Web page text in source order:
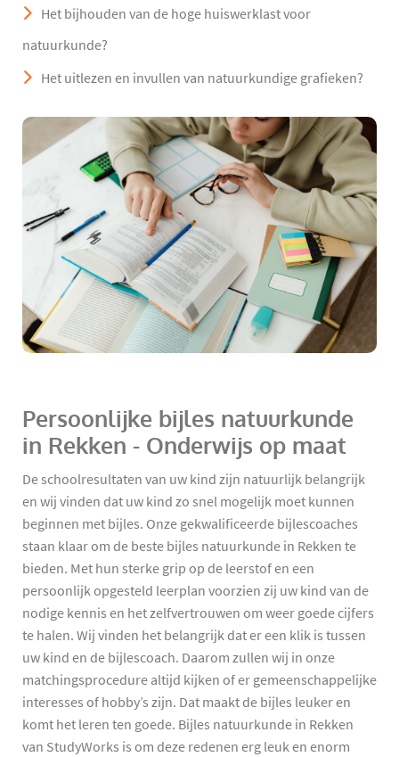
Het bijhouden van de hoge huiswerklast voor
natuurkunde?
Het uitlezen en invullen van natuurkundige grafieken?
Persoonlijke bijles natuurkunde
in Rekken - Onderwijs op maat
De schoolresultaten van uw kind zijn natuurlijk belangrijk
en wij vinden dat uw kind zo snel mogelijk moet kunnen
beginnen met bijles. Onze gekwalificeerde bijlescoaches
staan klaar om de beste bijles natuurkunde in Rekken te
bieden. Met hun sterke grip op de leerstof en een
persoonlijk opgesteld leerplan voorzien zij uw kind van de
nodige kennis en het zelfvertrouwen om weer goede cijfers
te halen. Wij vinden het belangrijk dat er een klik is tussen
uw kind en de bijlescoach. Daarom zullen wij in onze
matchingsprocedure altijd kijken of er gemeenschappelijke
interesses of hobby’s zijn. Dat maakt de bijles leuker en
komt het leren ten goede. Bijles natuurkunde in Rekken
van StudyWorks is om deze redenen erg leuk en enorm